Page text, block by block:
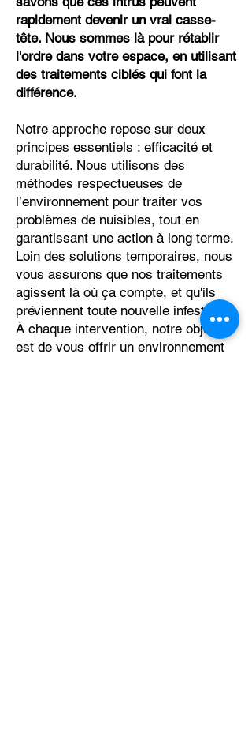
rapidement devenir un vrai casse-
tête. Nous sommes là pour rétablir
l'ordre dans votre espace, en utilisant
des traitements ciblés qui font la
différence.
Notre approche repose sur deux
principes essentiels : efficacité et
durabilité. Nous utilisons des
méthodes respectueuses de
l’environnement pour traiter vos
problèmes de nuisibles, tout en
garantissant une action à long terme.
Loin des solutions temporaires, nous
vous assurons que nos traitements
agissent là où ça compte, et qu'ils
préviennent toute nouvelle infestation.
À chaque intervention, notre objectif
est de vous offrir un environnement